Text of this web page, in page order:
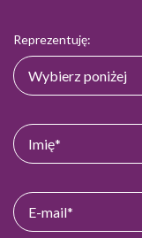
Reprezentuję: